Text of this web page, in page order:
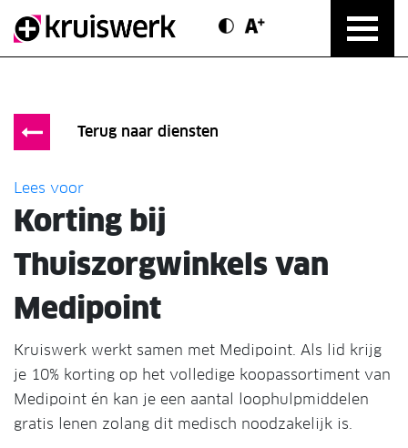
Direct door naar content
Contrast modus
Text vergroten
Terug naar diensten
Lees voor
Korting bij
Thuiszorgwinkels van
Medipoint
Kruiswerk werkt samen met Medipoint. Als lid krijg
je 10% korting op het volledige koopassortiment van
Medipoint én kan je een aantal loophulpmiddelen
gratis lenen zolang dit medisch noodzakelijk is.